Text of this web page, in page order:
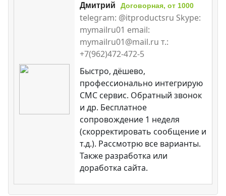
Дмитрий Договорная, от 1000
telegram: @itproductsru Skype:
mymailru01 email:
mymailru01@mail.ru т.:
+7(962)472-472-5
Быстро, дёшево,
профессионально интегрирую
СМС сервис. Обратный звонок
и др. Бесплатное
сопровождение 1 неделя
(скорректировать сообщение и
т.д.). Рассмотрю все варианты.
Также разработка или
доработка сайта.